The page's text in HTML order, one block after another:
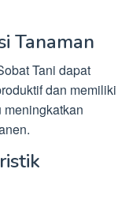
Tanaman
Tani dapat
dan memiliki
meningkatkan